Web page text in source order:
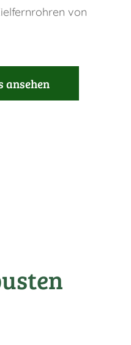
von
ansehen